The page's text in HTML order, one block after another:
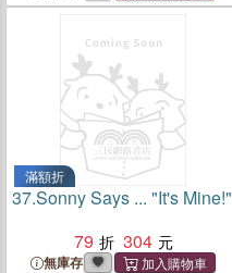
滿額折
37.Sonny Says ... "It's Mine!"
79
304
無庫存